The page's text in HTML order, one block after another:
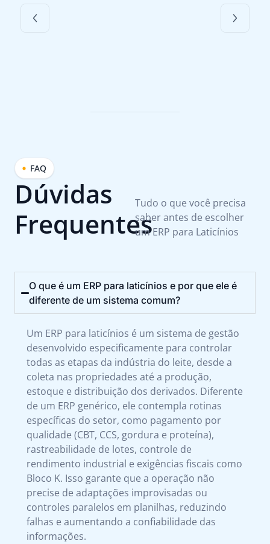
FAQ
Dúvidas
Frequentes
Tudo o que você precisa
saber antes de escolher
um ERP para Laticínios
O que é um ERP para laticínios e por que ele é
diferente de um sistema comum?
Um ERP para laticínios é um sistema de gestão
desenvolvido especificamente para controlar
todas as etapas da indústria do leite, desde a
coleta nas propriedades até a produção,
estoque e distribuição dos derivados. Diferente
de um ERP genérico, ele contempla rotinas
específicas do setor, como pagamento por
qualidade (CBT, CCS, gordura e proteína),
rastreabilidade de lotes, controle de
rendimento industrial e exigências fiscais como
Bloco K. Isso garante que a operação não
precise de adaptações improvisadas ou
controles paralelos em planilhas, reduzindo
falhas e aumentando a confiabilidade das
informações.